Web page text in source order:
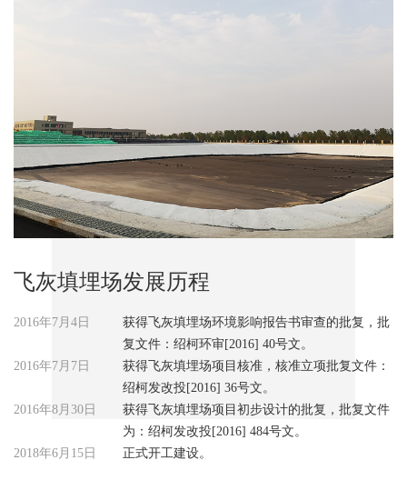
飞灰填埋场发展历程
2016年7月4日
获得飞灰填埋场环境影响报告书审查的批复，批
复文件：绍柯环审[2016] 40号文。
2016年7月7日
获得飞灰填埋场项目核准，核准立项批复文件：
绍柯发改投[2016] 36号文。
2016年8月30日
获得飞灰填埋场项目初步设计的批复，批复文件
为：绍柯发改投[2016] 484号文。
2018年6月15日
正式开工建设。